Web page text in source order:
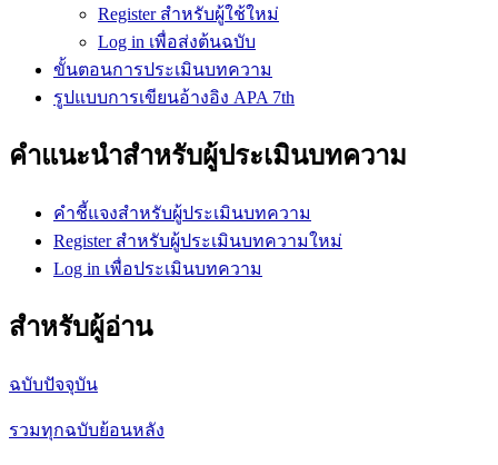
Register สำหรับผู้ใช้ใหม่
Log in เพื่อส่งต้นฉบับ
ขั้นตอนการประเมินบทความ
รูปแบบการเขียนอ้างอิง APA 7th
คำแนะนำสำหรับผู้ประเมินบทความ
คำชี้แจงสำหรับผู้ประเมินบทความ
Register สำหรับผู้ประเมินบทความใหม่
Log in เพื่อประเมินบทความ
สำหรับผู้อ่าน
ฉบับปัจจุบัน
รวมทุกฉบับย้อนหลัง